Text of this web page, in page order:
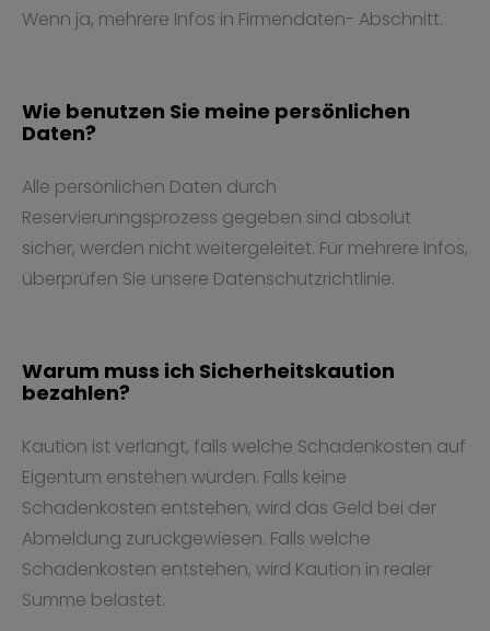
Wenn ja, mehrere Infos in Firmendaten- Abschnitt.
Wie benutzen Sie meine persönlichen
Daten?
Alle persönlichen Daten durch
Reservierunngsprozess gegeben sind absolut
sicher, werden nicht weitergeleitet. Für mehrere Infos,
überprüfen Sie unsere Datenschutzrichtlinie.
Warum muss ich Sicherheitskaution
bezahlen?
Kaution ist verlangt, falls welche Schadenkosten auf
Eigentum enstehen würden. Falls keine
Schadenkosten entstehen, wird das Geld bei der
Abmeldung zurückgewiesen. Falls welche
Schadenkosten entstehen, wird Kaution in realer
Summe belastet.